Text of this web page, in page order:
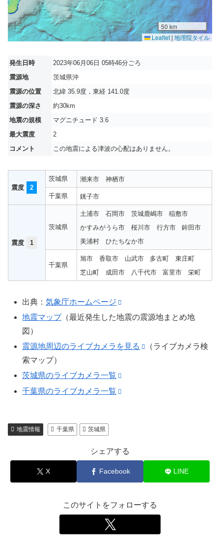
50 km
Leaflet | 地理院タイル
発生日時
2023年06月06日 05時46分ごろ
震源地
茨城県沖
震源の位置
北緯 35.9度，東経 141.0度
震源の深さ
約30km
地震の規模
マグニチュード 3.6
最大震度
2
コメント
この地震による津波の心配はありません。
震度 2
茨城県 潮来市 神栖市
千葉県 銚子市
震度 1
茨城県
土浦市 石岡市 茨城鹿嶋市
稲敷市
かすみがうら市
桜川市 行方市
鉾田市
美浦村
ひたちなか市
千葉県
旭市 香取市 山武市 多古町
東庄町
芝山町
成田市 八千代市 富里市 栄町
出典：気象庁ホームページ
地震マップ（最近発生した地震の震源地まとめ地
図）
震源地周辺のライブカメラを見る
（ライブカメラ検
索マップ）
茨城県のライブカメラ一覧
千葉県のライブカメラ一覧
地震情報 千葉県 茨城県
シェアする
X Facebook LINE
このサイトをフォローする